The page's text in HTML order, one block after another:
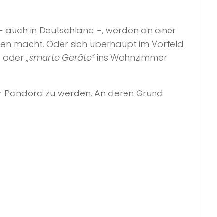
in Deutschland -, werden an einer
macht. Oder sich überhaupt im Vorfeld
oder„smarte Geräte“ins Wohnzimmer
zu werden. An deren Grund